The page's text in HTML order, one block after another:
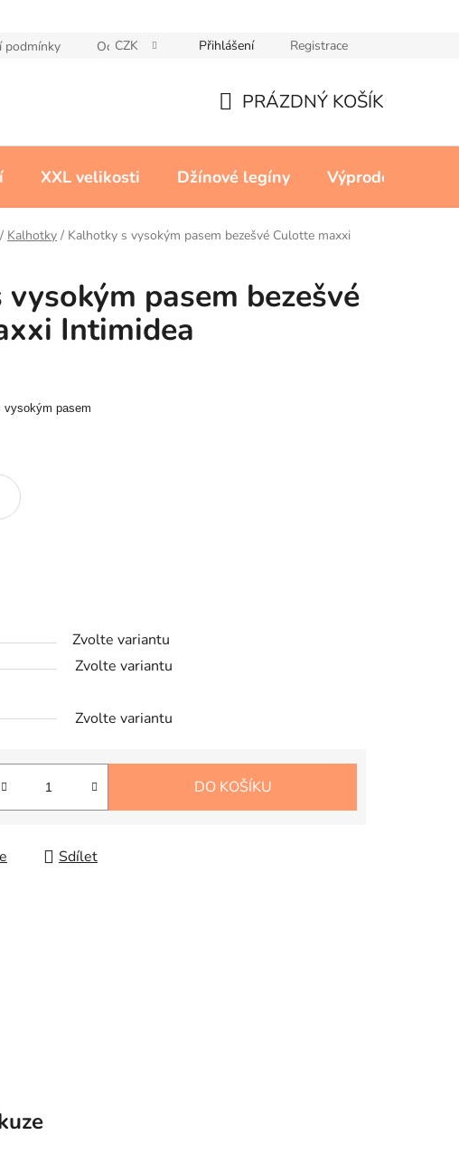
podmínky Ochrana osobních údajů Reklamační řád
CZK Přihlášení Registrace
KOŠÍK
PRÁZDNÝ KOŠÍK
XXL velikosti Džínové legíny Výprodej
/ Kalhotky / Kalhotky s vysokým pasem bezešvé Culotte maxxi
pasem bezešvé
Intimidea
vysokým pasem
Zvolte variantu
Zvolte variantu
Zvolte variantu
DO KOŠÍKU
Sdílet